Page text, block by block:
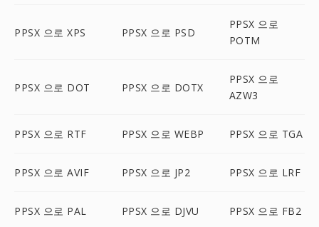
PPSX 으로 XPS PPSX 으로 PSD
PPSX 으로
POTM
PPSX 으로 DOT PPSX 으로 DOTX
PPSX 으로
AZW3
PPSX 으로 RTF PPSX 으로 WEBP PPSX 으로 TGA
PPSX 으로 AVIF PPSX 으로 JP2 PPSX 으로 LRF
PPSX 으로 PAL PPSX 으로 DJVU PPSX 으로 FB2